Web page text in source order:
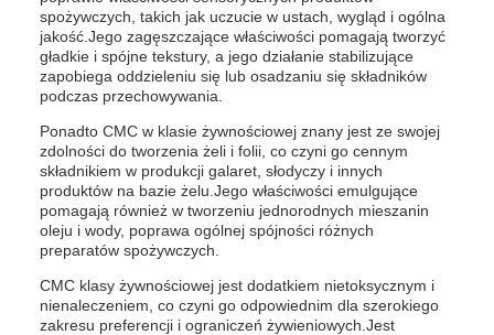
spożywczych, takich jak uczucie w ustach, wygląd i ogólna
jakość.Jego zagęszczające właściwości pomagają tworzyć
gładkie i spójne tekstury, a jego działanie stabilizujące
zapobiega oddzieleniu się lub osadzaniu się składników
podczas przechowywania.
Ponadto CMC w klasie żywnościowej znany jest ze swojej
zdolności do tworzenia żeli i folii, co czyni go cennym
składnikiem w produkcji galaret, słodyczy i innych
produktów na bazie żelu.Jego właściwości emulgujące
pomagają również w tworzeniu jednorodnych mieszanin
oleju i wody, poprawa ogólnej spójności różnych
preparatów spożywczych.
CMC klasy żywnościowej jest dodatkiem nietoksycznym i
nienaleczeniem, co czyni go odpowiednim dla szerokiego
zakresu preferencji i ograniczeń żywieniowych.Jest